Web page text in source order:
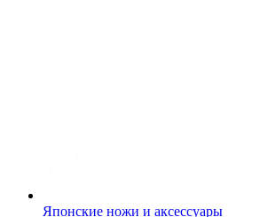
Японские ножи и аксессуары